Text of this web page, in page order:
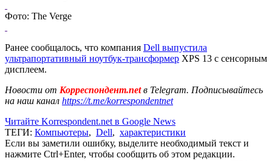
Фото: The Verge
Ранее сообщалось, что компания Dell выпустила
ультрапортативный ноутбук-трансформер XPS 13 с сенсорным
дисплеем.
Новости от Корреспондент.netв Telegram. Подписывайтесь
на наш канал https://t.me/korrespondentnet
Читайте Korrespondent.net в Google News
ТЕГИ: Компьютеры, Dell, характеристики
Если вы заметили ошибку, выделите необходимый текст и
нажмите Ctrl+Enter, чтобы сообщить об этом редакции.